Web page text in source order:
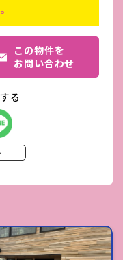
この物件を
お問い合わせ
る